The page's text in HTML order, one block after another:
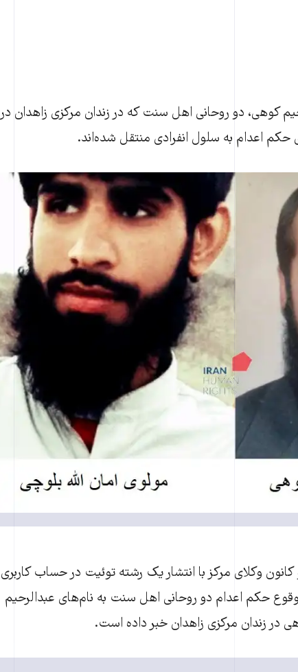
کوهی، دو روحانی اهل ‌سنت که در زندان مرکزی زاهدان در
اعدام به سلول انفرادی منتقل شده‌اند.
وکلای مرکز با انتشار یک رشته توئیت در حساب کاربری
حکم اعدام دو روحانی اهل سنت به ‌نام‌های عبدالرحیم
در زندان مرکزی زاهدان خبر داده است.